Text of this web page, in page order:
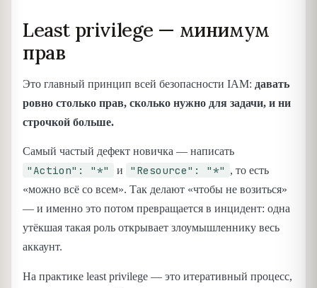
Least privilege — минимум
прав
Это главный принцип всей безопасности IAM: давать
ровно столько прав, сколько нужно для задачи, и ни
строчкой больше.
Самый частый дефект новичка — написать
"Action": "*" и "Resource": "*" , то есть
«можно всё со всем». Так делают «чтобы не возиться»
— и именно это потом превращается в инцидент: одна
утёкшая такая роль открывает злоумышленнику весь
аккаунт.
На практике least privilege — это итеративный процесс,